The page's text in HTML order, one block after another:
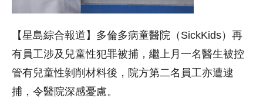
【星島綜合報道】多倫多病童醫院（SickKids）再
有員工涉及兒童性犯罪被捕，繼上月一名醫生被控
管有兒童性剝削材料後，院方第二名員工亦遭逮
捕，令醫院深感憂慮。